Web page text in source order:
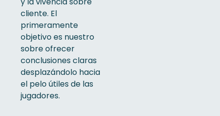
cliente. El
primeramente
objetivo es nuestro
sobre ofrecer
conclusiones claras
desplazándolo hacia
el pelo útiles de las
jugadores.